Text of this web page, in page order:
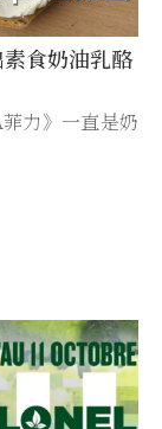
食奶油乳酪
力》一直是奶